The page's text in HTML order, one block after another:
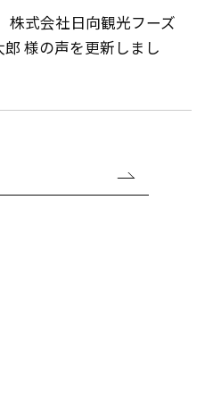
株式会社日向観光フーズ
様の声を更新しまし